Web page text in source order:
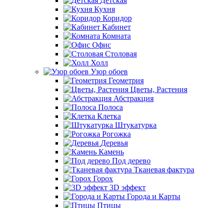
Кухня
Коридор
Кабинет
Комната
Офис
Столовая
Холл
Узор обоев
Геометрия
Цветы, Растения
Абстракция
Полоса
Клетка
Штукатурка
Рогожка
Деревья
Камень
Под дерево
Тканевая фактура
Горох
3D эффект
Города и Карты
Птицы